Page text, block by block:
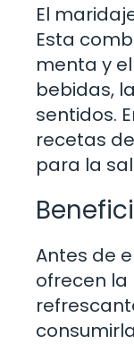
El
Esta
menta y
bebidas,
sentidos.
recetas
para la
Antes de
ofrecen la